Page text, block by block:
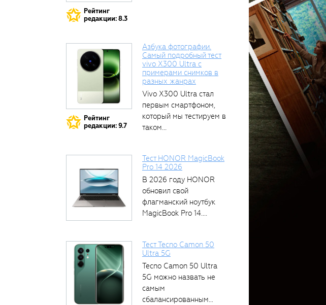
Рейтинг
редакции: 8.3
Рейтинг
редакции: 9.7
Азбука фотографии.
Самый подробный тест
vivo X300 Ultra с
примерами снимков в
разных жанрах
Vivo X300 Ultra стал
первым смартфоном,
который мы тестируем в
таком...
Тест HONOR MagicBook
Pro 14 2026
В 2026 году HONOR
обновил свой
флагманский ноутбук
MagicBook Pro 14....
Тест Tecno Camon 50
Ultra 5G
Tecno Camon 50 Ultra
5G можно назвать не
самым
сбалансированным